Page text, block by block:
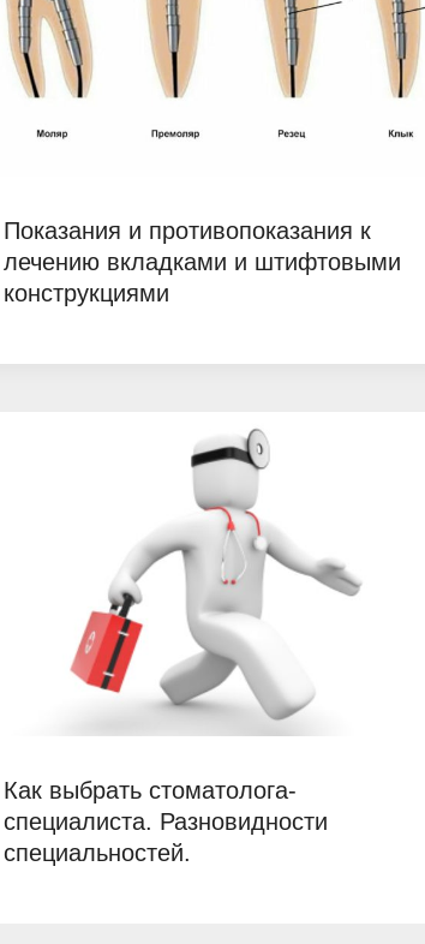
Показания и противопоказания к
лечению вкладками и штифтовыми
конструкциями
Как выбрать стоматолога-
специалиста. Разновидности
специальностей.